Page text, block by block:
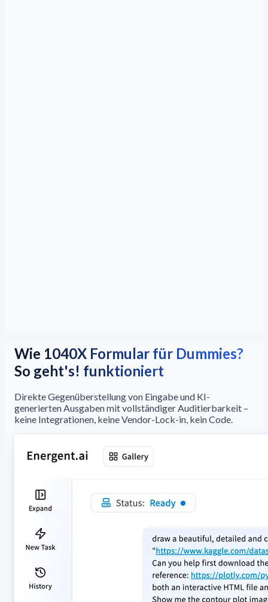
Wie 1040X Formular für Dummies?
So geht's! funktioniert
Direkte Gegenüberstellung von Eingabe und KI-
generierten Ausgaben mit vollständiger Auditierbarkeit –
keine Integrationen, keine Vendor-Lock-in, kein Code.